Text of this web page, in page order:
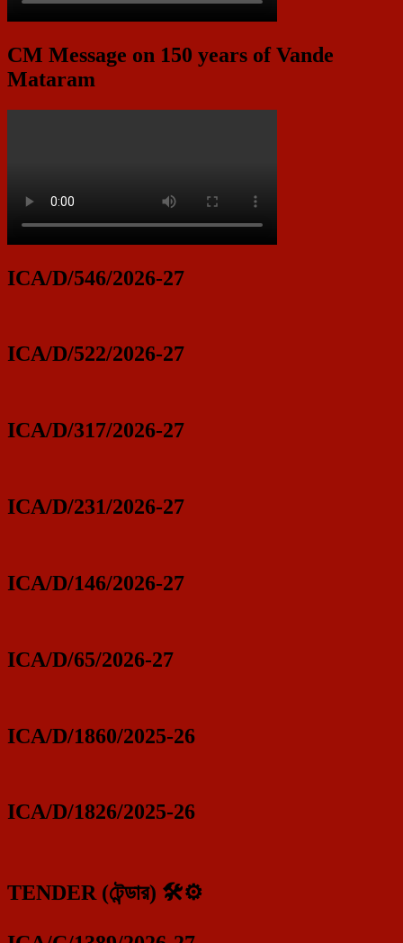
CM Message on 150 years of Vande
Mataram
ICA/D/546/2026-27
ICA/D/522/2026-27
ICA/D/317/2026-27
ICA/D/231/2026-27
ICA/D/146/2026-27
ICA/D/65/2026-27
ICA/D/1860/2025-26
ICA/D/1826/2025-26
TENDER (টেন্ডার) 🛠️⚙️